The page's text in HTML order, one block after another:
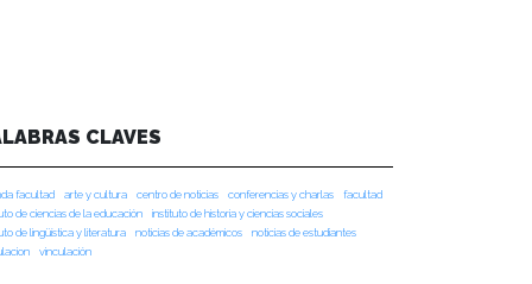
CLAVES
facultad arte y cultura centro de noticias conferencias y charlas
facultad
de ciencias de la educación
instituto de historia y ciencias sociales
de lingüística y literatura
noticias de académicos
noticias de estudiantes
vinculación